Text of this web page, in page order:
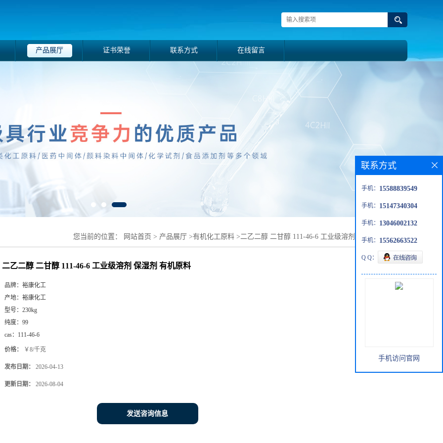
产品展厅 证书荣誉 联系方式 在线留言
您当前的位置： 网站首页 > 产品展厅 >有机化工原料 >二乙二醇 二甘醇 111-46-6 工业级溶剂 保湿剂 有机原料
二乙二醇 二甘醇 111-46-6 工业级溶剂 保湿剂 有机原料
品牌： 裕康化工
产地： 裕康化工
型号： 230kg
纯度： 99
cas： 111-46-6
价格： ￥8/千克
发布日期： 2026-04-13
更新日期： 2026-08-04
发送咨询信息
联系方式
手机： 15588839549
手机： 15147340304
手机： 13046002132
手机： 15562663522
Q Q：
手机访问官网